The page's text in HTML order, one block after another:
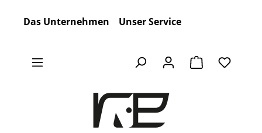
Das Unternehmen Unser Service
Warenkorb